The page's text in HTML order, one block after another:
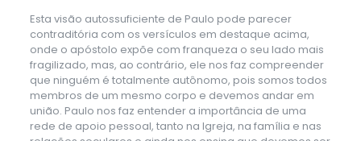
Esta visão autossuficiente de Paulo pode parecer
contraditória com os versículos em destaque acima,
onde o apóstolo expõe com franqueza o seu lado mais
fragilizado, mas, ao contrário, ele nos faz compreender
que ninguém é totalmente autônomo, pois somos todos
membros de um mesmo corpo e devemos andar em
união. Paulo nos faz entender a importância de uma
rede de apoio pessoal, tanto na Igreja, na família e nas